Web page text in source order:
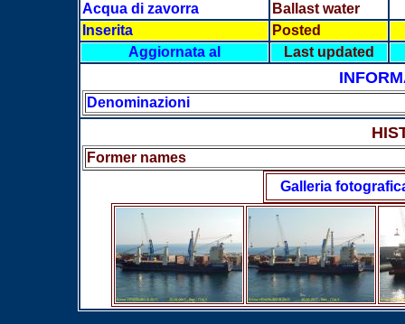
Acqua di zavorra
Ballast water
Inserita
Posted
Aggiornata al
Last updated
Denominazioni
Former names
Galleria